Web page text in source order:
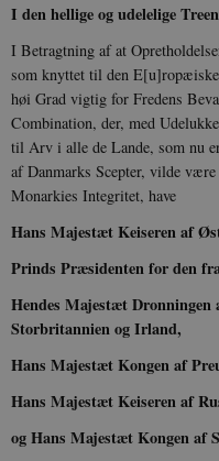
I den hellige og udelelige
I Betragtning af at
som knyttet til den
høi Grad vigtig for Fredens
Combination, der, med
til Arv i alle de Lande, som nu
af Danmarks Scepter, vilde
Monarkies Integritet, have
Hans Majestæt Keiseren af
Prinds Præsidenten for den
Hendes Majestæt Dronningen
Storbritannien og Irland,
Hans Majestæt Kongen af
Hans Majestæt Keiseren af
og Hans Majestæt Kongen af